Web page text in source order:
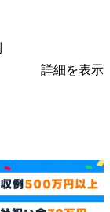
詳細を表示